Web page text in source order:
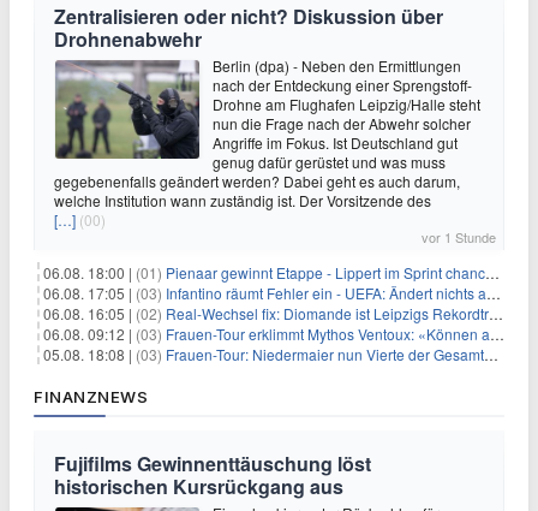
Zentralisieren oder nicht? Diskussion über
Drohnenabwehr
Berlin (dpa) - Neben den Ermittlungen
nach der Entdeckung einer Sprengstoff-
Drohne am Flughafen Leipzig/Halle steht
nun die Frage nach der Abwehr solcher
Angriffe im Fokus. Ist Deutschland gut
genug dafür gerüstet und was muss
gegebenenfalls geändert werden? Dabei geht es auch darum,
welche Institution wann zuständig ist. Der Vorsitzende des
[…] (00)
vor 1 Stunde
06.08. 18:00 | (01) Pienaar gewinnt Etappe - Lippert im Sprint chancenlos
06.08. 17:05 | (03) Infantino räumt Fehler ein - UEFA: Ändert nichts an Boykott
06.08. 16:05 | (02) Real-Wechsel fix: Diomande ist Leipzigs Rekordtransfer
06.08. 09:12 | (03) Frauen-Tour erklimmt Mythos Ventoux: «Können alles schaffen»
05.08. 18:08 | (03) Frauen-Tour: Niedermaier nun Vierte der Gesamtwertung
FINANZNEWS
Fujifilms Gewinnenttäuschung löst
historischen Kursrückgang aus